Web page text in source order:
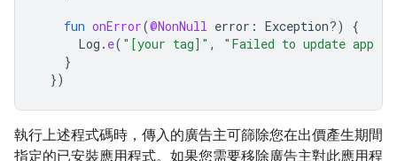
fun onError(@NonNull error : Exception?)
{
Log . e( "[your tag]" ,
"Failed to update app
}
})
執行上述程式碼時，傳入的廣告主可篩除您在出價產生期間
指定的已安裝應用程式。如果您需要移除廣告主對此應用程